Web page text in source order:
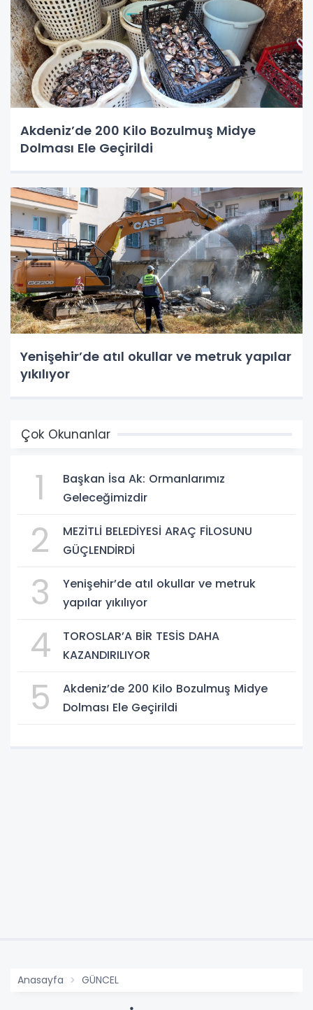
Akdeniz’de 200 Kilo Bozulmuş Midye
Dolması Ele Geçirildi
Yenişehir’de atıl okullar ve metruk yapılar
yıkılıyor
Çok Okunanlar
1
Başkan İsa Ak: Ormanlarımız
Geleceğimizdir
2
MEZİTLİ BELEDİYESİ ARAÇ FİLOSUNU
GÜÇLENDİRDİ
3
Yenişehir’de atıl okullar ve metruk
yapılar yıkılıyor
4
TOROSLAR’A BİR TESİS DAHA
KAZANDIRILIYOR
5
Akdeniz’de 200 Kilo Bozulmuş Midye
Dolması Ele Geçirildi
Anasayfa GÜNCEL